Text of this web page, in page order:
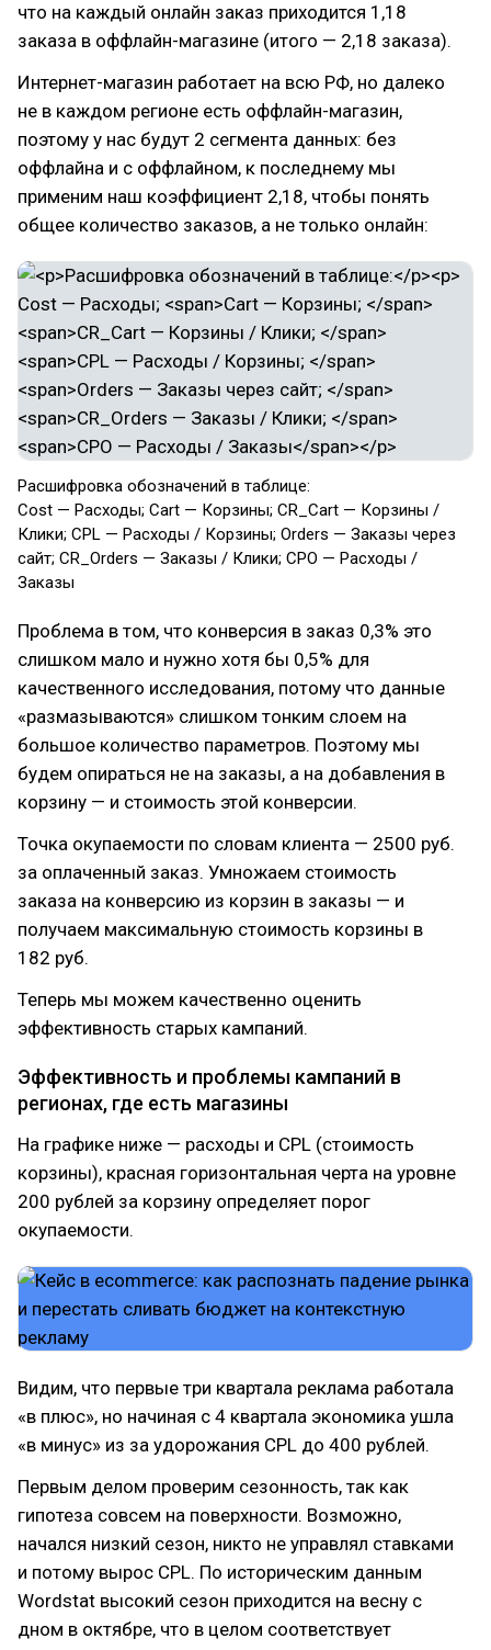
что на каждый онлайн заказ приходится 1,18
заказа в оффлайн-магазине (итого — 2,18 заказа).
Интернет-магазин работает на всю РФ, но далеко
не в каждом регионе есть оффлайн-магазин,
поэтому у нас будут 2 сегмента данных: без
оффлайна и с оффлайном, к последнему мы
применим наш коэффициент 2,18, чтобы понять
общее количество заказов, а не только онлайн:
Расшифровка обозначений в таблице:
Cost — Расходы; Cart — Корзины; CR_Cart — Корзины /
Клики; CPL — Расходы / Корзины; Orders — Заказы через
сайт; CR_Orders — Заказы / Клики; CPO — Расходы /
Заказы
Проблема в том, что конверсия в заказ 0,3% это
слишком мало и нужно хотя бы 0,5% для
качественного исследования, потому что данные
«размазываются» слишком тонким слоем на
большое количество параметров. Поэтому мы
будем опираться не на заказы, а на добавления в
корзину — и стоимость этой конверсии.
Точка окупаемости по словам клиента — 2500 руб.
за оплаченный заказ. Умножаем стоимость
заказа на конверсию из корзин в заказы — и
получаем максимальную стоимость корзины в
182 руб.
Теперь мы можем качественно оценить
эффективность старых кампаний.
Эффективность и проблемы кампаний в
регионах, где есть магазины
На графике ниже — расходы и CPL (стоимость
корзины), красная горизонтальная черта на уровне
200 рублей за корзину определяет порог
окупаемости.
Видим, что первые три квартала реклама работала
«в плюс», но начиная с 4 квартала экономика ушла
«в минус» из за удорожания CPL до 400 рублей.
Первым делом проверим сезонность, так как
гипотеза совсем на поверхности. Возможно,
начался низкий сезон, никто не управлял ставками
и потому вырос CPL. По историческим данным
Wordstat высокий сезон приходится на весну с
дном в октябре, что в целом соответствует